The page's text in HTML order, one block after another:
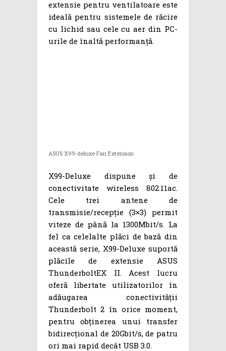
extensie pentru ventilatoare este
ideală pentru sistemele de răcire
cu lichid sau cele cu aer din PC-
urile de înaltă performanță.
ASUS X99-deluxe Fan Extension
X99-Deluxe dispune și de
conectivitate wireless 802.11ac.
Cele trei antene de
transmisie/recepție (3×3) permit
viteze de până la 1300Mbit/s. La
fel ca celelalte plăci de bază din
această serie, X99-Deluxe suportă
plăcile de extensie ASUS
ThunderboltEX II. Acest lucru
oferă libertate utilizatorilor în
adăugarea conectivității
Thunderbolt 2 în orice moment,
pentru obținerea unui transfer
bidirecțional de 20Gbit/s, de patru
ori mai rapid decât USB 3.0.